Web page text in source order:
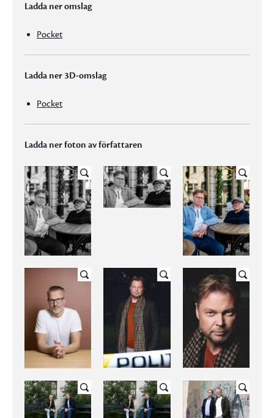
Ladda ner omslag
Pocket
Ladda ner 3D-omslag
Pocket
Ladda ner foton av författaren